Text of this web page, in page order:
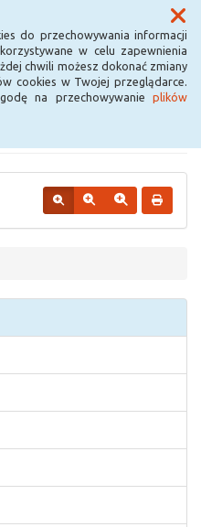
do przechowywania informacji
w celu zapewnienia
chwili możesz dokonać zmiany
cookies w Twojej przeglądarce.
na przechowywanie plików
Menu
w